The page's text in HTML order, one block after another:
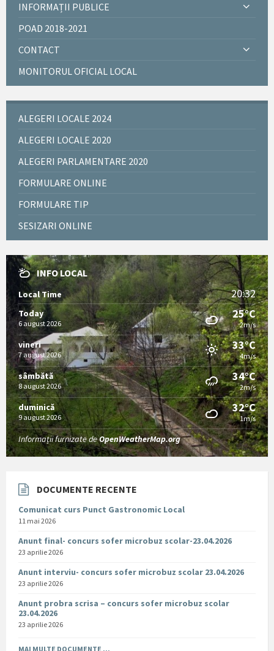
INFORMAȚII PUBLICE
POAD 2018-2021
CONTACT
MONITORUL OFICIAL LOCAL
ALEGERI LOCALE 2024
ALEGERI LOCALE 2020
ALEGERI PARLAMENTARE 2020
FORMULARE ONLINE
FORMULARE TIP
SESIZARI ONLINE
INFO LOCAL
Local Time 20:32
Today
6 august 2026
25°C
2m/s
vineri
7 august 2026
33°C
4m/s
sâmbătă
8 august 2026
34°C
2m/s
duminică
9 august 2026
32°C
1m/s
Informații furnizate deOpenWeatherMap.org
DOCUMENTE RECENTE
Comunicat curs Punct Gastronomic Local
11 mai 2026
Anunt final- concurs sofer microbuz scolar-23.04.2026
23 aprilie 2026
Anunt interviu- concurs sofer microbuz scolar 23.04.2026
23 aprilie 2026
Anunt probra scrisa – concurs sofer microbuz scolar
23.04.2026
23 aprilie 2026
MAI MULTE DOCUMENTE ...